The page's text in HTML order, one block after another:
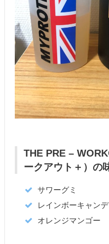
THE PRE –
ークアウト＋）の
サワーグミ
レインボーキャンデ
オレンジマンゴー